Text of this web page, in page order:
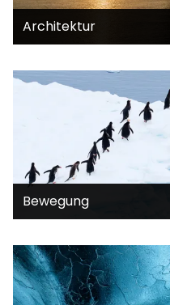
Architektur
Bewegung